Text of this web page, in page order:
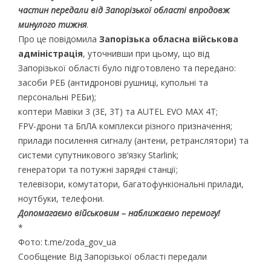
частин передали від Запорізької області впродовж
минулого тижня.
Про це повідомила Запорізька обласна військова
адміністрація, уточнивши при цьому, що від
Запорізької області було підготовлено та передано:
засоби РЕБ (антидронові рушниці, купольні та
персональні РЕБи);
коптери Мавіки 3 (3Е, 3Т) та AUTEL EVO MAX 4T;
FPV-дрони та БпЛА комплекси різного призначення;
прилади посилення сигналу (антени, ретранслятори) та
системи супутникового зв’язку Starlink;
генератори та потужні зарядні станції;
телевізори, комутатори, багатофункіональні прилади,
ноутбуки, телефони.
Допомагаємо військовим – наближаємо перемогу!
*
Фото: t.me/zoda_gov_ua
Сообщение Від Запорізької області передали